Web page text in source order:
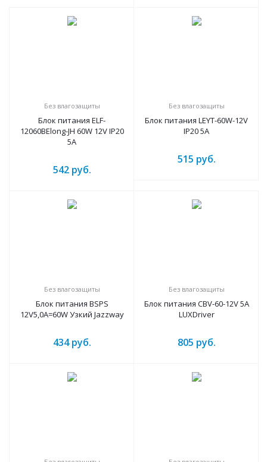
Без влагозащиты
Блок питания ELF-
12060BElong-JH 60W 12V IP20
5A
542руб.
Без влагозащиты
Блок питания LEYT-60W-12V
IP20 5A
515 руб.
Без влагозащиты
Блок питания BSPS
12V5,0A=60W Узкий Jazzway
434руб.
Без влагозащиты
Блок питания CBV-60-12V 5А
LUXDriver
805 руб.